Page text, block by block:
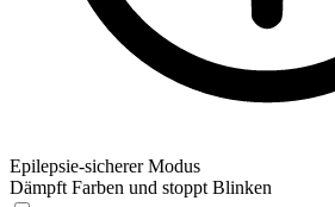
Epilepsie-sicherer Modus
Dämpft Farben und stoppt Blinken